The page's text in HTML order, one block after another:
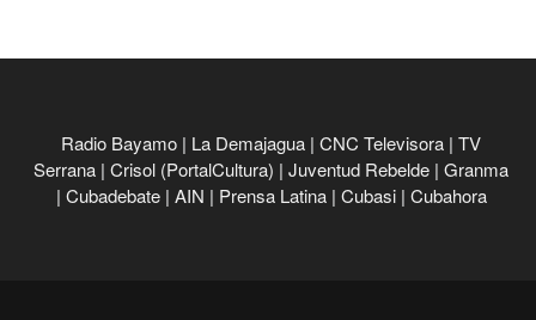
Radio Bayamo | La Demajagua | CNC Televisora | TV
Serrana | Crisol (PortalCultura) | Juventud Rebelde | Granma
| Cubadebate | AIN | Prensa Latina | Cubasi | Cubahora